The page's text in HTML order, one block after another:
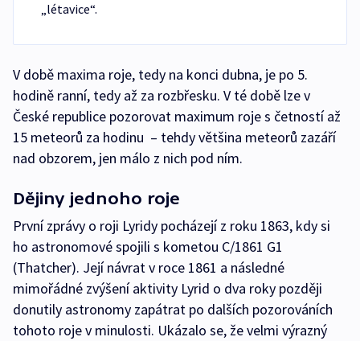
„létavice“.
V době maxima roje, tedy na konci dubna, je po 5.
hodině ranní, tedy až za rozbřesku. V té době lze v
České republice pozorovat maximum roje s četností až
15 meteorů za hodinu – tehdy většina meteorů zazáří
nad obzorem, jen málo z nich pod ním.
Dějiny jednoho roje
První zprávy o roji Lyridy pocházejí z roku 1863, kdy si
ho astronomové spojili s kometou C/1861 G1
(Thatcher). Její návrat v roce 1861 a následné
mimořádné zvýšení aktivity Lyrid o dva roky později
donutily astronomy zapátrat po dalších pozorováních
tohoto roje v minulosti. Ukázalo se, že velmi výrazný